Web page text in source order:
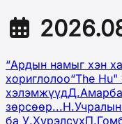
“Ардын намыг хэн
хориглолоо“The
хэлэмжүүд
зөрсөөр...
ба У.Хүрэлсүх